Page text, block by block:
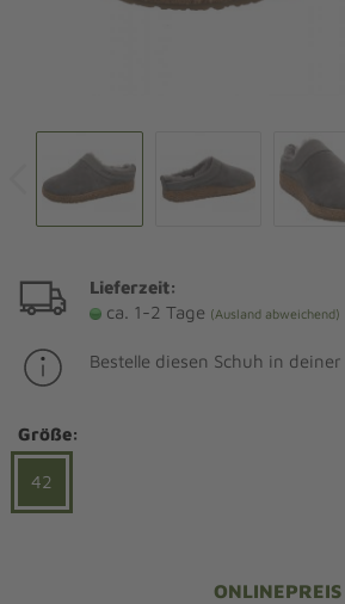
Lieferzeit:
ca. 1-2 Tage (Ausland abweichend)
Bestelle diesen Schuh in deiner
Größe:
42
ONLINEPREIS